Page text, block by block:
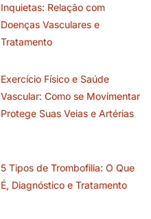
Inquietas: Relação com
Doenças Vasculares e
Tratamento
Exercício Físico e Saúde
Vascular: Como se Movimentar
Protege Suas Veias e Artérias
5 Tipos de Trombofilia: O Que
É, Diagnóstico e Tratamento